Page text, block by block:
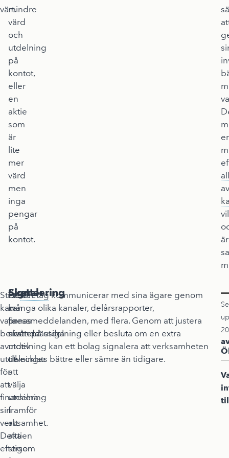
värt.mindre
värd
och
utdelning
på
kontot,
eller
en
aktie
som
är
lite
mer
värd
men
inga
pengar
på
kontot.
av
är
Stiftelser
kan
vara
beroende
av
utdelningar
för
att
finansiera
sin
verksamhet.
Detta
eftersom
Skatter
Det
kan
finnas
skattemässiga
motiv
till
att
välja
utdelning
framför
att
aktien
stiger
Signalering
Ettföretagkommunicerar med sina ägare genom
många olika kanaler, delårsrapporter,
pressmeddelanden, med flera. Genom att justera
nivån på utdelning eller besluta om en extra
utdelning kan ett bolag signalera att verksamheten
utvecklats bättre eller sämre än tidigare.